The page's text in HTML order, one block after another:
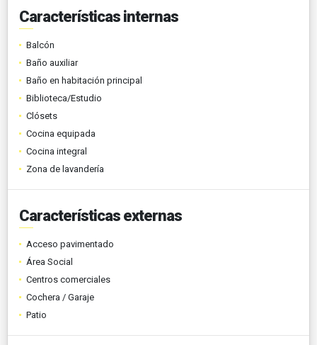
Características internas
Balcón
Baño auxiliar
Baño en habitación principal
Biblioteca/Estudio
Clósets
Cocina equipada
Cocina integral
Zona de lavandería
Características externas
Acceso pavimentado
Área Social
Centros comerciales
Cochera / Garaje
Patio